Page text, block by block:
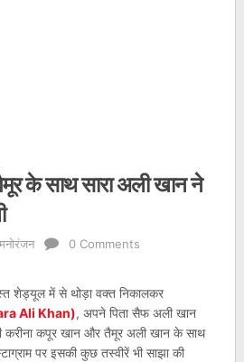
के साथ सारा अली खान ने
मनोरंजन 0 Comments
शेड्यूल में से थोड़ा वक्त निकालकर
Ali Khan), अपने पिता सैफ अली खान
कपूर खान और तैमूर अली खान के साथ
पर इसकी कुछ तस्वीरें भी साझा की